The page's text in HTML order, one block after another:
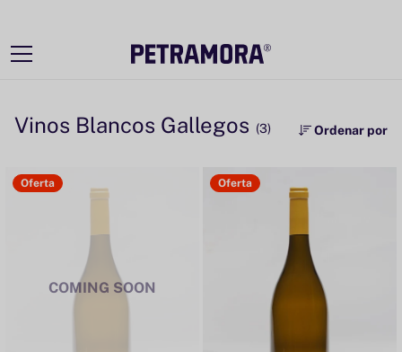
Vinos Blancos Gallegos (3) Ordenar por
COMING SOON
Oferta Oferta